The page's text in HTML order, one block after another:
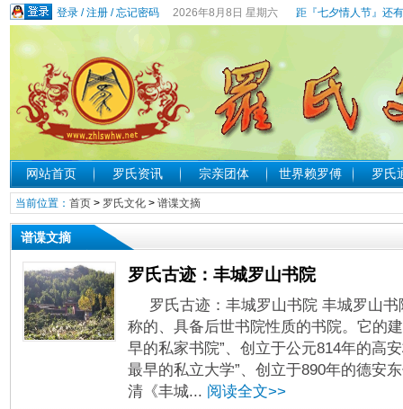
登录/注册/忘记密码 2026年8月8日 星期六 距『七夕情人节』还
网站首页 罗氏资讯 宗亲团体 世界赖罗傅 罗氏
当前位置： 首页> 罗氏文化> 谱谍文摘
谱谍文摘
罗氏古迹：丰城罗山书院
罗氏古迹：丰城罗山书院 丰城罗山
称的、具备后世书院性质的书院。它的
早的私家书院”、创立于公元814年的高
最早的私立大学”、创立于890年的德安
清《丰城... 阅读全文>>